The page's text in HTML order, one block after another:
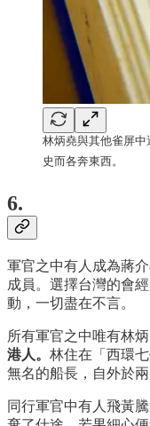
林炳堯與其他雀屏
史而各奔東西。
6.
軍官之中有人成為蔣
成員。選擇台灣的會
動，一切盡在不言。
所有軍官之中唯有林
港人。 林住在「西環
無名的船長，自外於
同行軍官中有人飛黃